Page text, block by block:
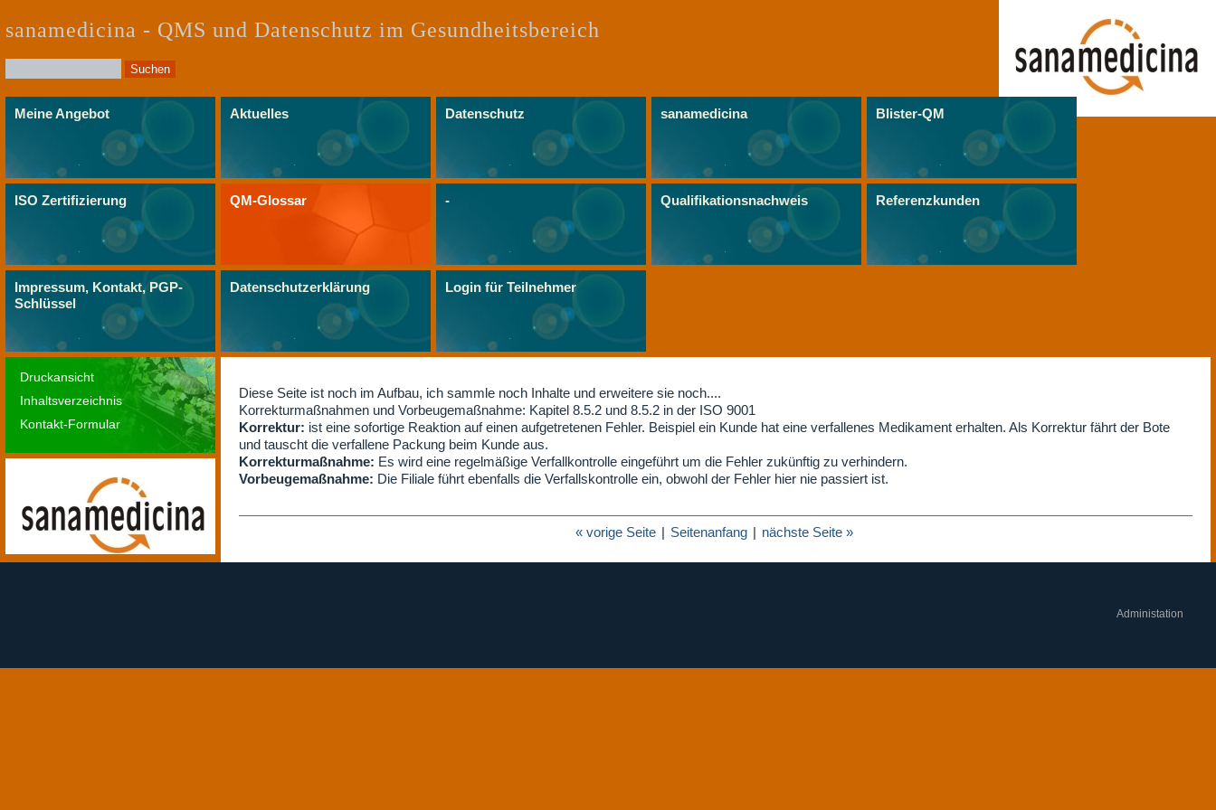
sanamedicina - QMS und Datenschutz im Gesundheitsbereich
Meine Angebot Aktuelles Datenschutz sanamedicina Blister-QM
ISO Zertifizierung QM-Glossar - Qualifikationsnachweis Referenzkunden
Impressum, Kontakt, PGP-
Schlüssel
Datenschutzerklärung Login für Teilnehmer
Druckansicht
Inhaltsverzeichnis
Kontakt-Formular
Diese Seite ist noch im Aufbau, ich sammle noch Inhalte und erweitere sie noch....
Korrekturmaßnahmen und Vorbeugemaßnahme: Kapitel 8.5.2 und 8.5.2 in der ISO 9001
Korrektur: ist eine sofortige Reaktion auf einen aufgetretenen Fehler. Beispiel ein Kunde hat eine verfallenes Medikament erhalten. Als Korrektur fährt der Bote
und tauscht die verfallene Packung beim Kunde aus.
Korrekturmaßnahme: Es wird eine regelmäßige Verfallkontrolle eingeführt um die Fehler zukünftig zu verhindern.
Vorbeugemaßnahme: Die Filiale führt ebenfalls die Verfallskontrolle ein, obwohl der Fehler hier nie passiert ist.
« vorige Seite | Seitenanfang | nächste Seite »
Administation